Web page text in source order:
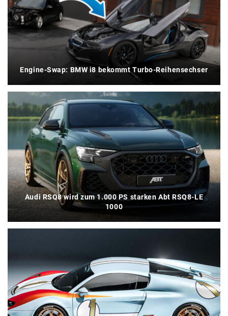
Engine-Swap: BMW i8 bekommt Turbo-Reihensechser
Audi RSQ8 wird zum 1.000 PS starken Abt RSQ8-LE
1000